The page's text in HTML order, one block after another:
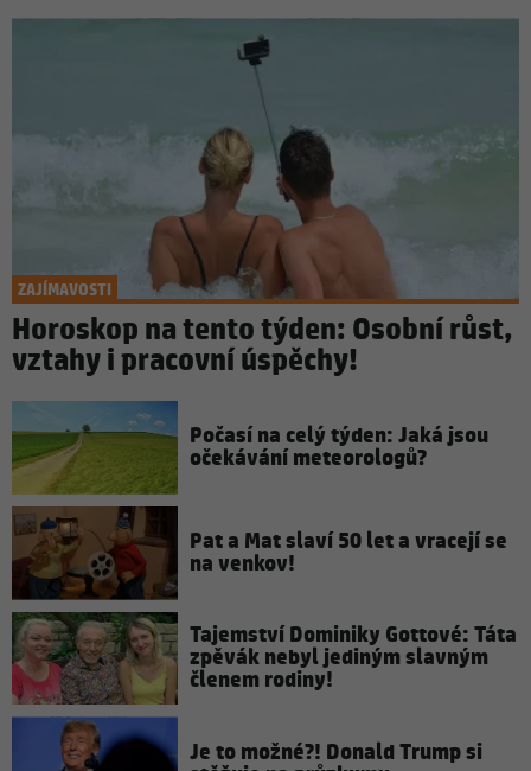
ZAJÍMAVOSTI
Horoskop na tento týden: Osobní růst,
vztahy i pracovní úspěchy!
Počasí na celý týden: Jaká jsou
očekávání meteorologů?
Pat a Mat slaví 50 let a vracejí se
na venkov!
Tajemství Dominiky Gottové: Táta
zpěvák nebyl jediným slavným
členem rodiny!
Je to možné?! Donald Trump si